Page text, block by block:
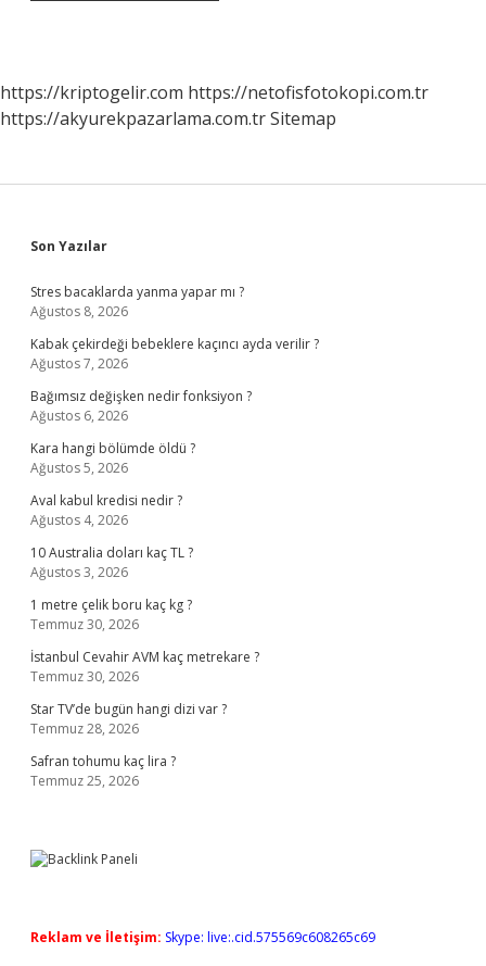
https://kriptogelir.com https://netofisfotokopi.com.tr
https://akyurekpazarlama.com.trSitemap
Sidebar
Son Yazılar
Stres bacaklarda yanma yapar mı ?
Ağustos 8, 2026
Kabak çekirdeği bebeklere kaçıncı ayda verilir ?
Ağustos 7, 2026
Bağımsız değişken nedir fonksiyon ?
Ağustos 6, 2026
Kara hangi bölümde öldü ?
Ağustos 5, 2026
Aval kabul kredisi nedir ?
Ağustos 4, 2026
10 Australia doları kaç TL ?
Ağustos 3, 2026
1 metre çelik boru kaç kg ?
Temmuz 30, 2026
İstanbul Cevahir AVM kaç metrekare ?
Temmuz 30, 2026
Star TV’de bugün hangi dizi var ?
Temmuz 28, 2026
Safran tohumu kaç lira ?
Temmuz 25, 2026
Reklam ve İletişim: Skype: live:.cid.575569c608265c69